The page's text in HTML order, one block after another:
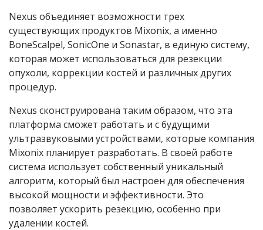
Nexus объединяет возможности трех
существующих продуктов Mixonix, а именно
BoneScalpel, SonicOne и Sonastar, в единую систему,
которая может использоваться для резекции
опухоли, коррекции костей и различных других
процедур.
Nexus сконструирована таким образом, что эта
платформа сможет работать и с будущими
ультразвуковыми устройствами, которые компания
Mixonix планирует разработать. В своей работе
система использует собственный уникальный
алгоритм, который был настроен для обеспечения
высокой мощности и эффективности. Это
позволяет ускорить резекцию, особенно при
удалении костей.